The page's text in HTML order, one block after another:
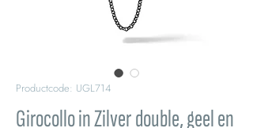
Productcode: UGL714
Girocollo in Zilver double, geel en